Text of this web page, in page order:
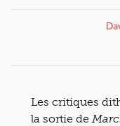
Les critiques
la sortie de